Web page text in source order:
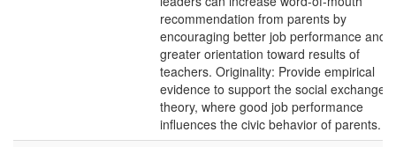
recommendation from parents by
encouraging better job performance and
greater orientation toward results of
teachers. Originality: Provide empirical
evidence to support the social exchange
theory, where good job performance
influences the civic behavior of parents.